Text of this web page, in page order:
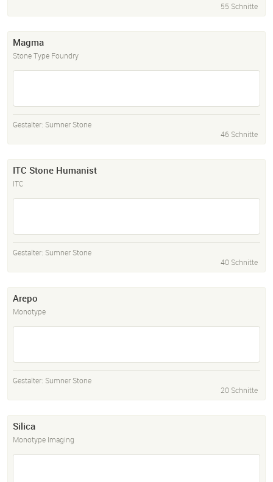
55 Schnitte
Magma
Stone Type Foundry
Gestalter: Sumner Stone
46 Schnitte
ITC Stone Humanist
ITC
Gestalter: Sumner Stone
40 Schnitte
Arepo
Monotype
Gestalter: Sumner Stone
20 Schnitte
Silica
Monotype Imaging